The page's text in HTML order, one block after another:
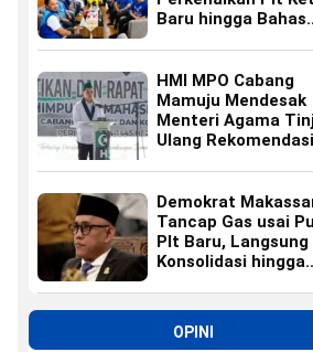
Baru hingga Bahas
HMI MPO Cabang
Mamuju Mendesak
Menteri Agama
Ulang Rekomendasi
Demokrat
Tancap Gas usai
Plt Baru, Langsung
Konsolidasi hingga
OPINI